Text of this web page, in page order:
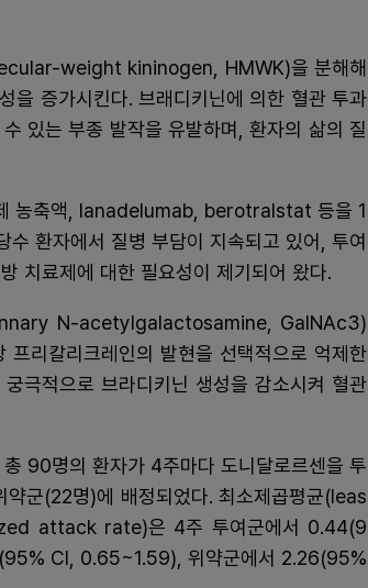
weight kininogen, HMWK)을 분해해
증가시킨다. 브래디키닌에 의한 혈관 투과
있는 부종 발작을 유발하며, 환자의 삶의 질
농축액, lanadelumab, berotralstat 등을 1
환자에서 질병 부담이 지속되고 있어, 투여
치료제에 대한 필요성이 제기되어 왔다.
N-acetylgalactosamine, GalNAc3)
리칼리크레인의 발현을 선택적으로 억제한
적으로 브라디키닌 생성을 감소시켜 혈관
90명의 환자가 4주마다 도니달로르센을 투
군(22명)에 배정되었다. 최소제곱평균(leas
attack rate)은 4주 투여군에서 0.44(9
CI, 0.65~1.59), 위약군에서 2.26(95%